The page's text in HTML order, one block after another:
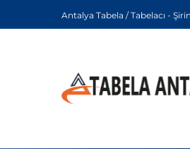
Antalya Tabela / Tabelacı -